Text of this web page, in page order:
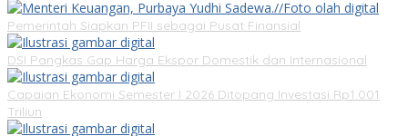
Pemerintah Siapkan PFII sebagai Pusat Finansial
DSI Pangkas Gap Harga Ekspor Domestik dan Internasional
Capaian Ekonomi Semester I 2026 Ditopang Investasi Rp1.001
Triliun